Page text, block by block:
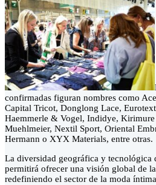
confirmadas figuran nombres como
Capital Tricot, Donglong Lace,
Haemmerle & Vogel, Indidye,
Muehlmeier, Nextil Sport, Oriental
Hermann o XYX Materials, entre otras.
La diversidad geográfica y tecnológica
permitirá ofrecer una visión global de
redefiniendo el sector de la moda